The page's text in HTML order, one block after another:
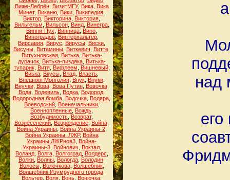
Виже-Лебрён, ВизитМГУ, Вика, Вика
Минет, Виканю Вики Википедия
Виктор Викторина Виктория
Вильгельм
Вильсон, Винд, Винегра,
Винни-Пух
Винница Вино
Виноградов Винтерхальтер
Вирсавия Вирус Вирусы Виски
Висуны Витамины Виткевич Витте
Витухновская, Витька, Витька-
дурачок, Витька-пиздяка, Витька-
тупарик, Витя, Вифлеем Вишневый,
Виька Вкусы Влад Власть
Внешняя Монголия, Внук, Внуки,
Внучки, Вова, Вова Путин, Вовочка,
Вода Водевиль Водка Водород
Водородная бомба Водочка Водяра
Воеводский, Военачальники,
Военнопленные Вождь
Возбудимость Возврат,
Вознесенский Возрождение Война
Война Украины, Война Украины-2,
Война Украины. ЛЖР, Война
Украины.ЛЖРнов3 Война-
Украины-3, Войнович Вокзал,
Воланд, Волга, Волгоград, Волдерс
Волки Волны Вологда Володин
Волосы, Волочкова, Волшебник,
Волшебник Изумрудного города,
Вольтер Воля Вонь Вонючка
над